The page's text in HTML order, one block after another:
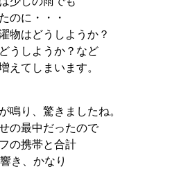
のに・・・
物はどうしようか？
うしようか？など
えてしまいます。
鳴り、驚きましたね。
の最中だったので
の携帯と合計
き、かなり